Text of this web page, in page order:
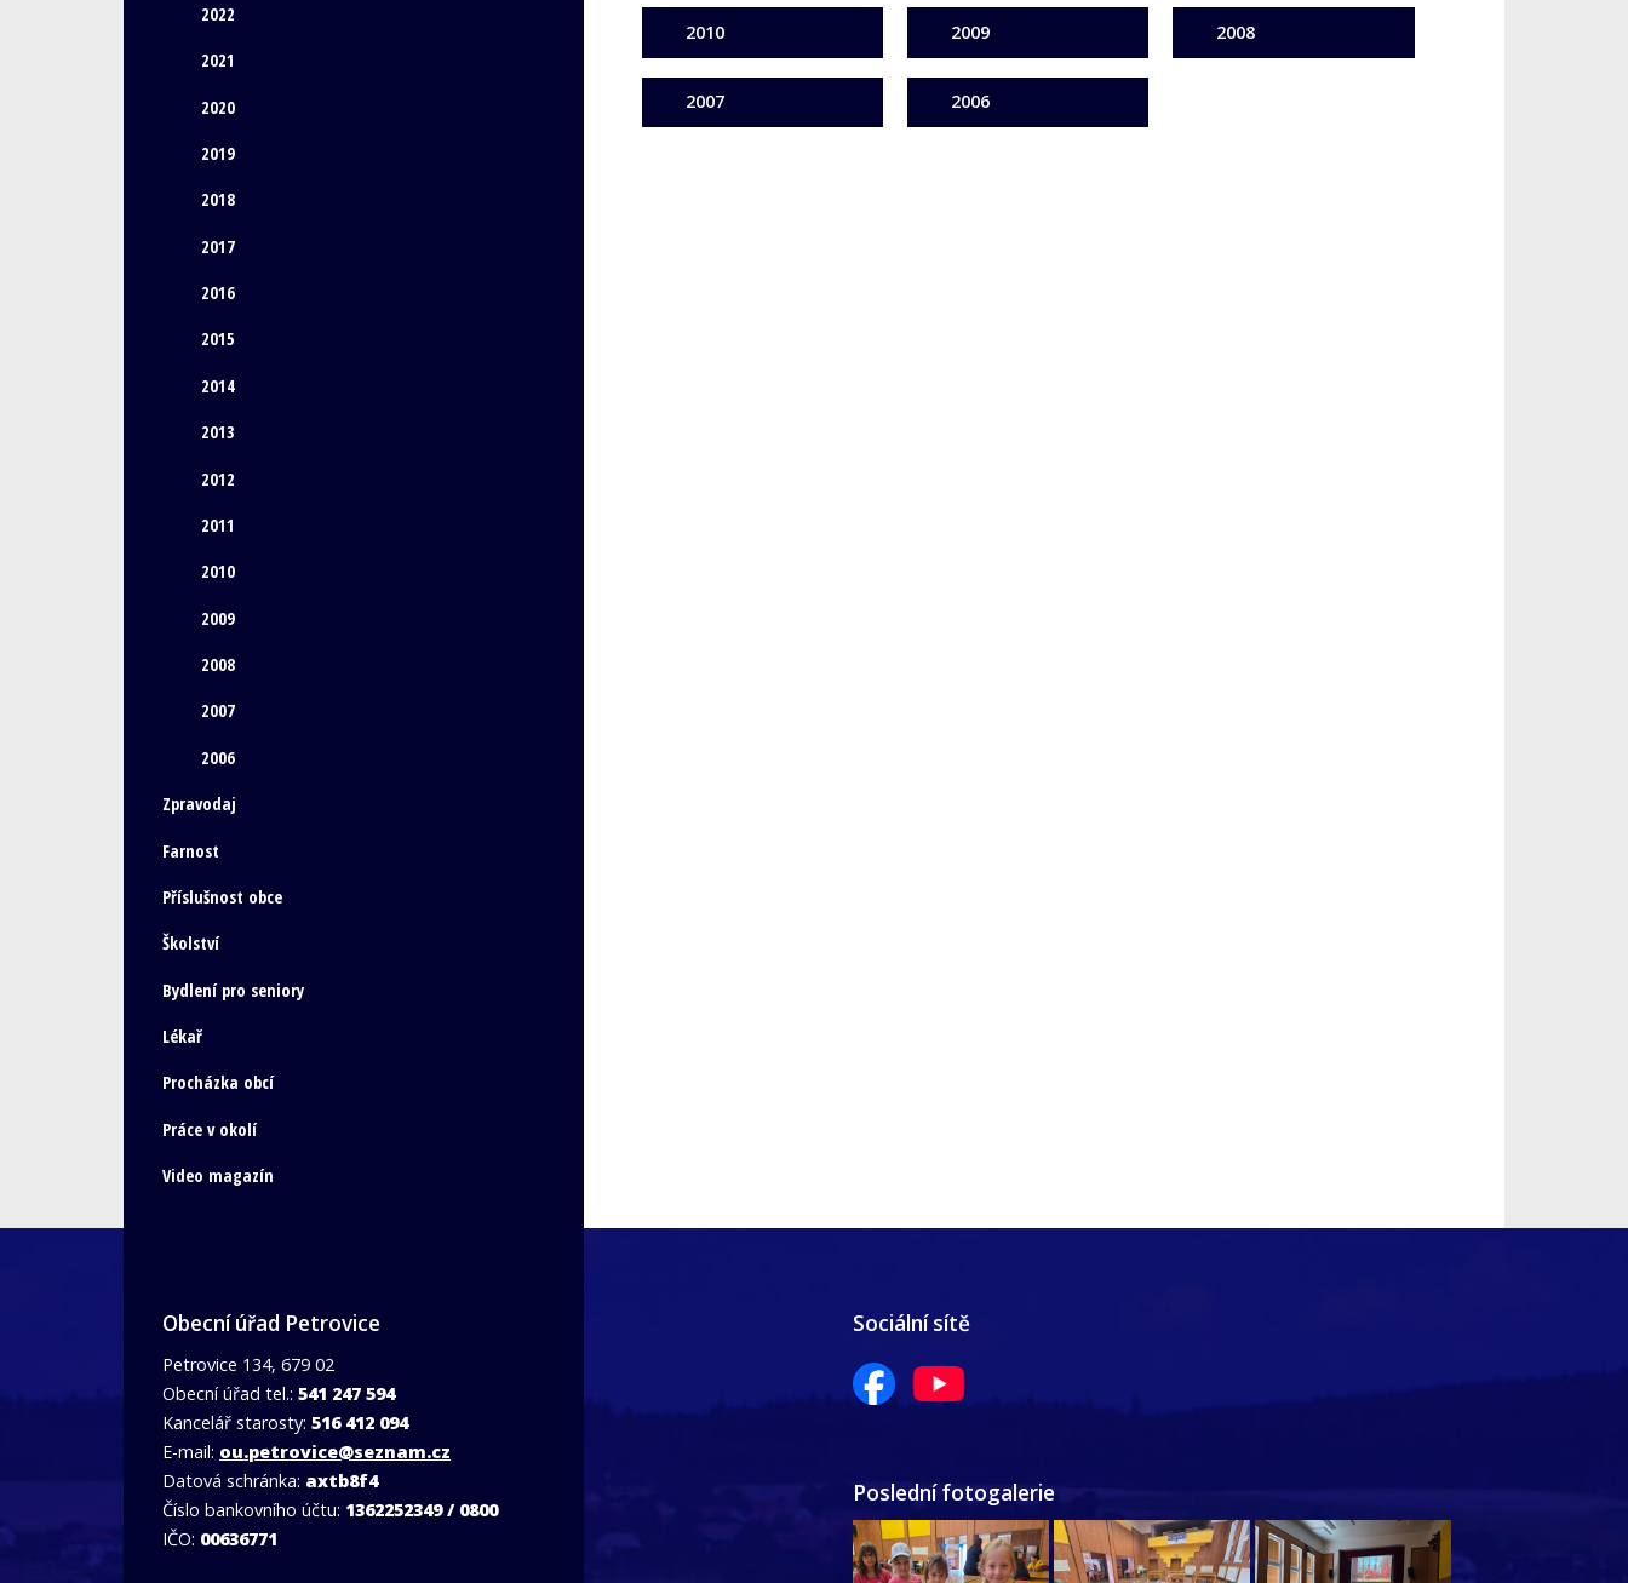
2010 2009 2008
2007 2006
2022
2021
2020
2019
2018
2017
2016
2015
2014
2013
2012
2011
2010
2009
2008
2007
2006
Zpravodaj
Farnost
Příslušnost obce
Školství
Bydlení pro seniory
Lékař
Procházka obcí
Práce v okolí
Video magazín
Obecní úřad Petrovice
Petrovice 134, 679 02
Obecní úřad tel.: 541 247 594
Kancelář starosty: 516 412 094
E-mail: ou.petrovice@seznam.cz
Datová schránka: axtb8f4
Číslo bankovního účtu: 1362252349 / 0800
IČO: 00636771
Sociální sítě
Poslední fotogalerie